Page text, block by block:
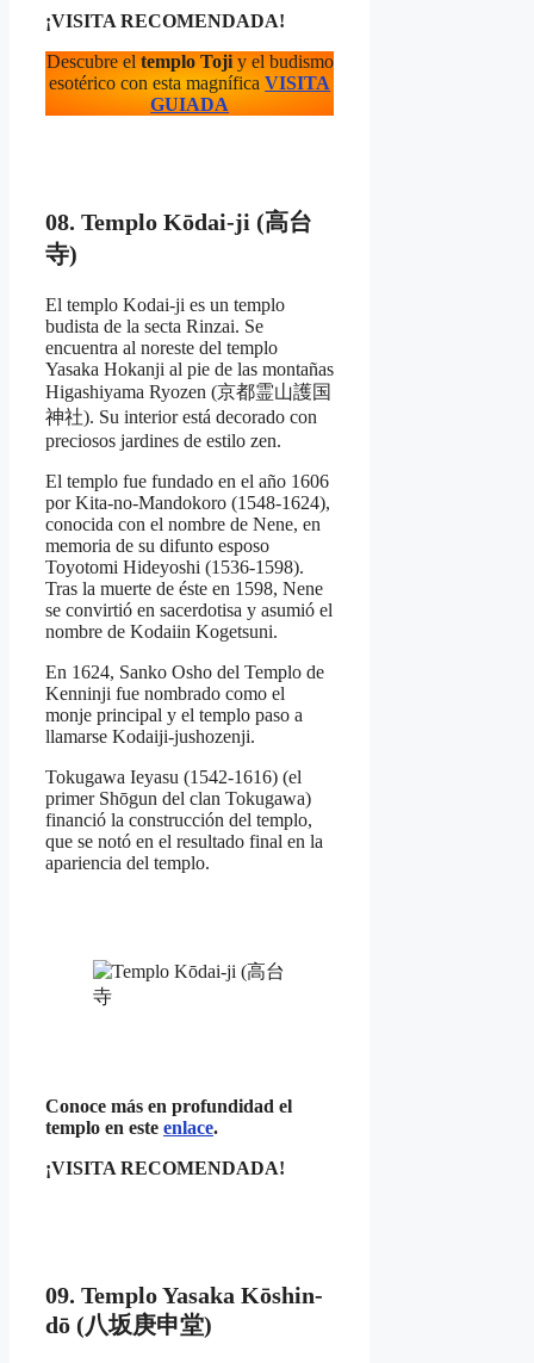
¡VISITA RECOMENDADA!
Descubre el templo Tojiy el budismo
esotérico con esta magníficaVISITA
GUIADA
08. Templo Kōdai-ji (高台
寺)
El templo Kodai-ji es un templo
budista de la secta Rinzai. Se
encuentra al noreste del templo
Yasaka Hokanji al pie de las montañas
Higashiyama Ryozen (京都霊山護国
神社). Su interior está decorado con
preciosos jardines de estilo zen.
El templo fue fundado en el año 1606
por Kita-no-Mandokoro (1548-1624),
conocida con el nombre de Nene, en
memoria de su difunto esposo
Toyotomi Hideyoshi (1536-1598).
Tras la muerte de éste en 1598, Nene
se convirtió en sacerdotisa y asumió el
nombre de Kodaiin Kogetsuni.
En 1624, Sanko Osho del Templo de
Kenninji fue nombrado como el
monje principal y el templo paso a
llamarse Kodaiji-jushozenji.
Tokugawa Ieyasu (1542-1616) (el
primer Shōgun del clan Tokugawa)
financió la construcción del templo,
que se notó en el resultado final en la
apariencia del templo.
Conoce más en profundidad el
templo en este enlace.
¡VISITA RECOMENDADA!
09. Templo Yasaka Kōshin-
dō (八坂庚申堂)